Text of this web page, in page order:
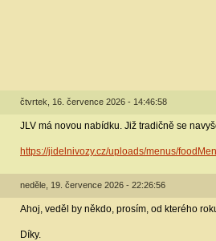
čtvrtek, 16. července 2026 - 14:46:58
JLV má novou nabídku. Již tradičně se
https://jidelnivozy.cz/uploads/menus/
neděle, 19. července 2026 - 22:26:56
Ahoj, veděl by někdo, prosím, od kterého
Díky.